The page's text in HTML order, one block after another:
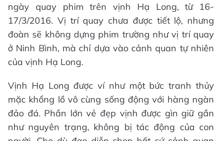
ngày quay phim trên vịnh Hạ Long, từ 16-
17/3/2016. Vị trí quay chưa được tiết lộ, nhưng
đoàn sẽ không dựng phim trường như vị trí quay
ở Ninh Bình, mà chỉ dựa vào cảnh quan tự nhiên
của vịnh Hạ Long.
Vịnh Hạ Long được ví như một bức tranh thủy
mặc khổng lồ vô cùng sống động với hàng ngàn
đảo đá. Phần lớn vẻ đẹp vịnh được gìn giữ gần
như nguyên trạng, không bị tác động của con